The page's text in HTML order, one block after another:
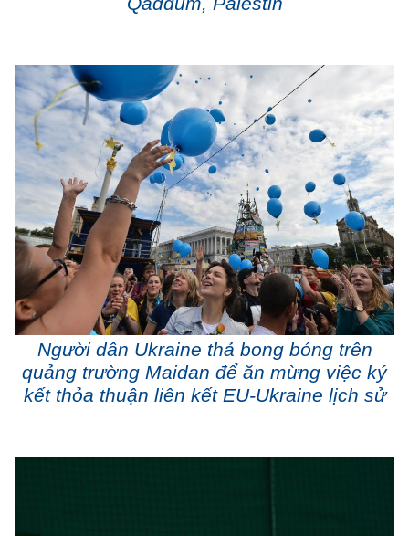
Người dân Ukraine thả bong bóng trên
quảng trường Maidan để ăn mừng việc ký
kết thỏa thuận liên kết EU-Ukraine lịch sử